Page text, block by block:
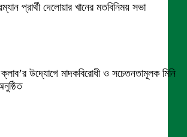
প্রার্থী দেলোয়ার খানের মতবিনিময় সভা
উদ্যোগে মাদকবিরোধী ও সচেতনতামূলক মিনি